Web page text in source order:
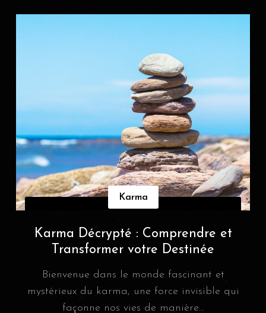
Karma
Karma Décrypté : Comprendre et
Transformer votre Destinée
Bienvenue dans le monde fascinant et
mystérieux du karma, une force invisible qui
façonne nos vies de manière...